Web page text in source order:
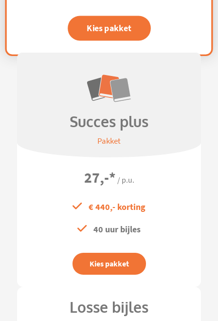
Kies pakket
Succes plus
Pakket
27,-* / p.u.
€ 440,- korting
40 uur bijles
Kies pakket
Losse bijles